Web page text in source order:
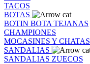
TACOS
BOTAS
BOTIN BOTA TEJANAS
CHAMPIONES
MOCASINES Y CHATAS
SANDALIAS
SANDALIAS ZUECOS